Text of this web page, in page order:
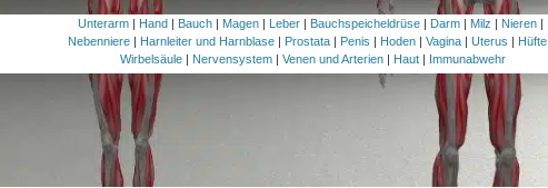
Unterarm | Hand | Bauch | Magen | Leber | Bauchspeicheldrüse | Darm | Milz | Nieren |
Nebenniere | Harnleiter und Harnblase | Prostata | Penis | Hoden |Vagina |Uterus | Hüfte
Wirbelsäule| Nervensystem| Venen und Arterien| Haut| Immunabwehr